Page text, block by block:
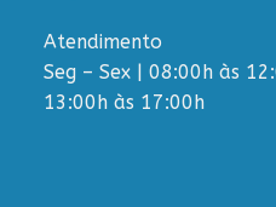
Atendimento
Seg – Sex | 08:00h às
13:00h às 17:00h